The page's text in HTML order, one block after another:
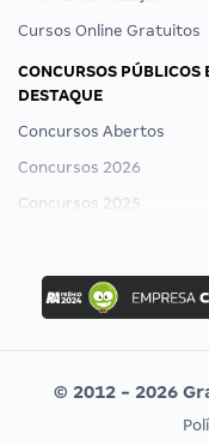
Cursos Online Gratuitos
CONCURSOS PÚBLICOS
DESTAQUE
Concursos Abertos
Concursos 2026
Concursos 2025
Concurso Nacional
Concurso Ibama
Concurso MPU
Editais publicados
CONCURSOS POR
© 2012 - 2026